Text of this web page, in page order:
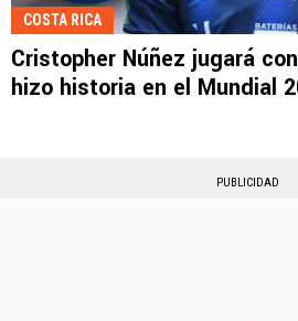
COSTA RICA
Cristopher Núñez jugará
hizo historia en el Mundial
PUBLICIDAD